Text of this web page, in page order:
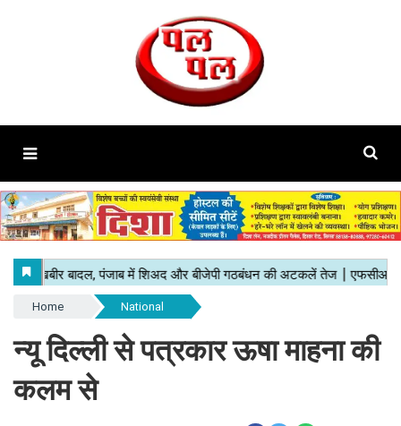
Home National
न्यू दिल्ली से पत्रकार ऊषा माहना की
कलम से